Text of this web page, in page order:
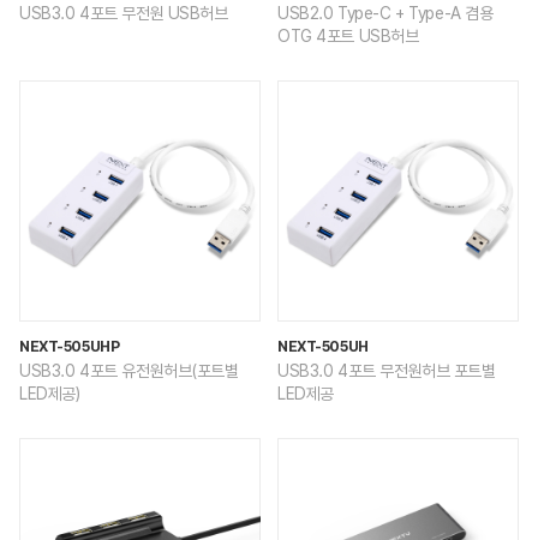
USB3.0 4포트 무전원 USB허브
USB2.0 Type-C + Type-A 겸용
OTG 4포트 USB허브
NEXT-505UHP
USB3.0 4포트 유전원허브(포트별
LED제공)
NEXT-505UH
USB3.0 4포트 무전원허브 포트별
LED제공